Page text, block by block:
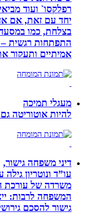
רפלקסו` ועוד מביאים
יחד עם זאת, אם אדם
בצלחת, כמו במסעדה,
התפתחות רגשית –
אמיתיים ותעקור את
מעגלי תמיכה
להיות אוטוריטה גם
דיני משפחה גישור,
עו”ד ונוטריון גילה
משרדה של עורכת הדין
המשפחה לרבות: ייצוג
גישור להסכם גירושין,